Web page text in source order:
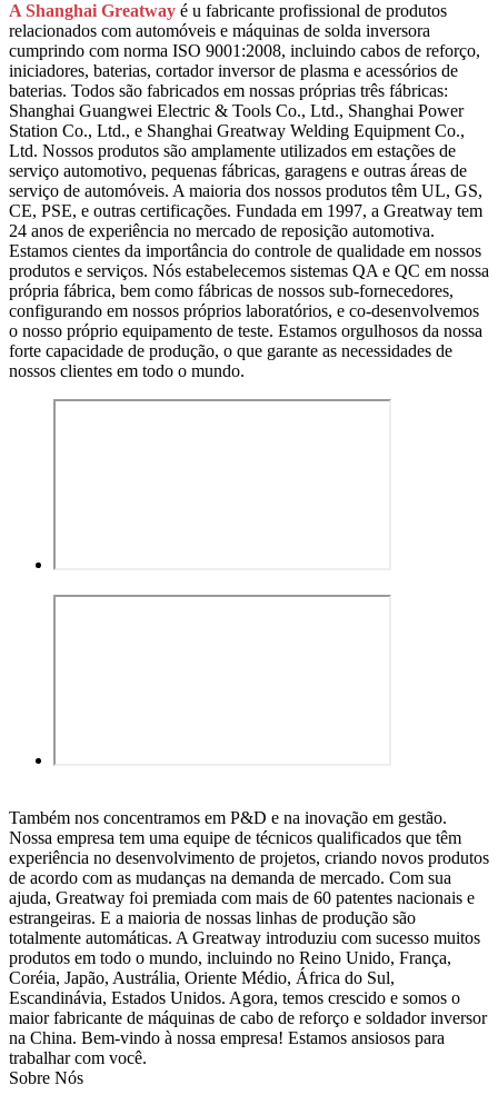
A Shanghai Greatway é u fabricante profissional de produtos
relacionados com automóveis e máquinas de solda inversora
cumprindo com norma ISO 9001:2008, incluindo cabos de reforço,
iniciadores, baterias, cortador inversor de plasma e acessórios de
baterias. Todos são fabricados em nossas próprias três fábricas:
Shanghai Guangwei Electric & Tools Co., Ltd., Shanghai Power
Station Co., Ltd., e Shanghai Greatway Welding Equipment Co.,
Ltd. Nossos produtos são amplamente utilizados em estações de
serviço automotivo, pequenas fábricas, garagens e outras áreas de
serviço de automóveis. A maioria dos nossos produtos têm UL, GS,
CE, PSE, e outras certificações. Fundada em 1997, a Greatway tem
24 anos de experiência no mercado de reposição automotiva.
Estamos cientes da importância do controle de qualidade em nossos
produtos e serviços. Nós estabelecemos sistemas QA e QC em nossa
própria fábrica, bem como fábricas de nossos sub-fornecedores,
configurando em nossos próprios laboratórios, e co-desenvolvemos
o nosso próprio equipamento de teste. Estamos orgulhosos da nossa
forte capacidade de produção, o que garante as necessidades de
nossos clientes em todo o mundo.
Também nos concentramos em P&D e na inovação em gestão.
Nossa empresa tem uma equipe de técnicos qualificados que têm
experiência no desenvolvimento de projetos, criando novos produtos
de acordo com as mudanças na demanda de mercado. Com sua
ajuda, Greatway foi premiada com mais de 60 patentes nacionais e
estrangeiras. E a maioria de nossas linhas de produção são
totalmente automáticas. A Greatway introduziu com sucesso muitos
produtos em todo o mundo, incluindo no Reino Unido, França,
Coréia, Japão, Austrália, Oriente Médio, África do Sul,
Escandinávia, Estados Unidos. Agora, temos crescido e somos o
maior fabricante de máquinas de cabo de reforço e soldador inversor
na China. Bem-vindo à nossa empresa! Estamos ansiosos para
trabalhar com você.
Sobre Nós